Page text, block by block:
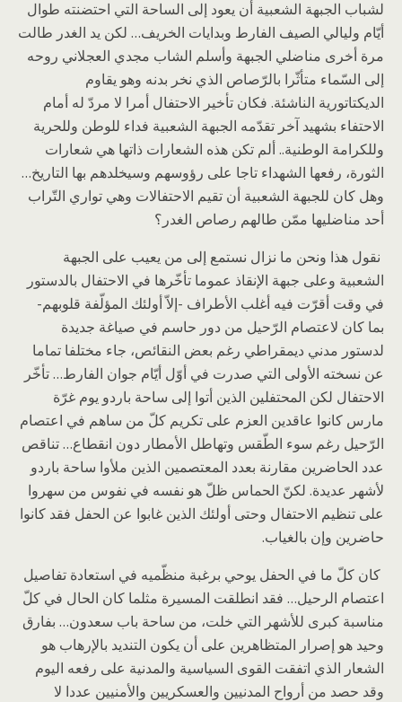
لشباب الجبهة الشعبية أن يعود إلى الساحة التي احتضنته طوال
أيّام وليالي الصيف الفارط وبدايات الخريف… لكن يد الغدر طالت
مرة أخرى مناضلي الجبهة وأسلم الشاب مجدي العجلاني روحه
إلى السّماء متأثّرا بالرّصاص الذي نخر بدنه وهو يقاوم
الديكتاتورية الناشئة. فكان تأخير الاحتفال أمرا لا مردّ له أمام
الاحتفاء بشهيد آخر تقدّمه الجبهة الشعبية فداء للوطن وللحرية
وللكرامة الوطنية.. ألم تكن هذه الشعارات ذاتها هي شعارات
الثورة، رفعها الشهداء تاجا على رؤوسهم وسيخلدهم بها التاريخ…
وهل كان للجبهة الشعبية أن تقيم الاحتفالات وهي تواري التّراب
أحد مناضليها ممّن طالهم رصاص الغدر؟
نقول هذا ونحن ما نزال نستمع إلى من يعيب على الجبهة
الشعبية وعلى جبهة الإنقاذ عموما تأخّرها في الاحتفال بالدستور
في وقت أقرّت فيه أغلب الأطراف -إلاّ أولئك المؤلّفة قلوبهم-
بما كان لاعتصام الرّحيل من دور حاسم في صياغة جديدة
لدستور مدني ديمقراطي رغم بعض النقائص، جاء مختلفا تماما
عن نسخته الأولى التي صدرت في أوّل أيّام جوان الفارط… تأخّر
الاحتفال لكن المحتفلين الذين أتوا إلى ساحة باردو يوم غرّة
مارس كانوا عاقدين العزم على تكريم كلّ من ساهم في اعتصام
الرّحيل رغم سوء الطّقس وتهاطل الأمطار دون انقطاع… تناقص
عدد الحاضرين مقارنة بعدد المعتصمين الذين ملأوا ساحة باردو
لأشهر عديدة. لكنّ الحماس ظلّ هو نفسه في نفوس من سهروا
على تنظيم الاحتفال وحتى أولئك الذين غابوا عن الحفل فقد كانوا
حاضرين وإن بالغياب.
كان كلّ ما في الحفل يوحي برغبة منظّميه في استعادة تفاصيل
اعتصام الرحيل… فقد انطلقت المسيرة مثلما كان الحال في كلّ
مناسبة كبرى للأشهر التي خلت، من ساحة باب سعدون… بفارق
وحيد هو إصرار المتظاهرين على أن يكون التنديد بالإرهاب هو
الشعار الذي اتفقت القوى السياسية والمدنية على رفعه اليوم
وقد حصد من أرواح المدنيين والعسكريين والأمنيين عددا لا